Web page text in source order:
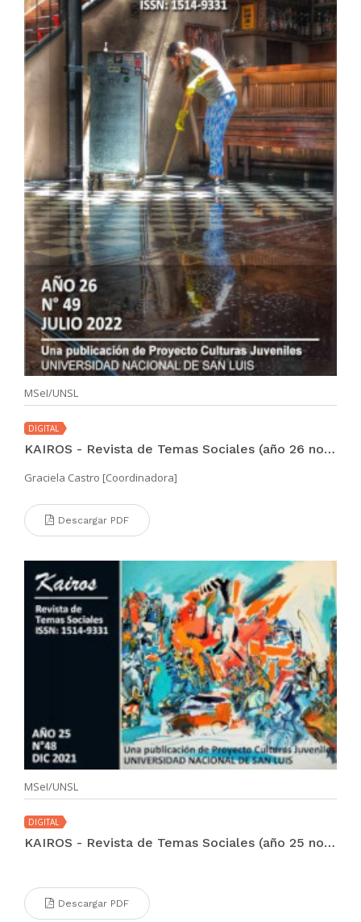
MSeI/UNSL
DIGITAL
KAIROS - Revista de Temas Sociales (año 26 no. 49 jul 2022)
Graciela Castro [Coordinadora]
Descargar PDF
MSeI/UNSL
DIGITAL
KAIROS - Revista de Temas Sociales (año 25 no. 48 dic 2021)
Descargar PDF